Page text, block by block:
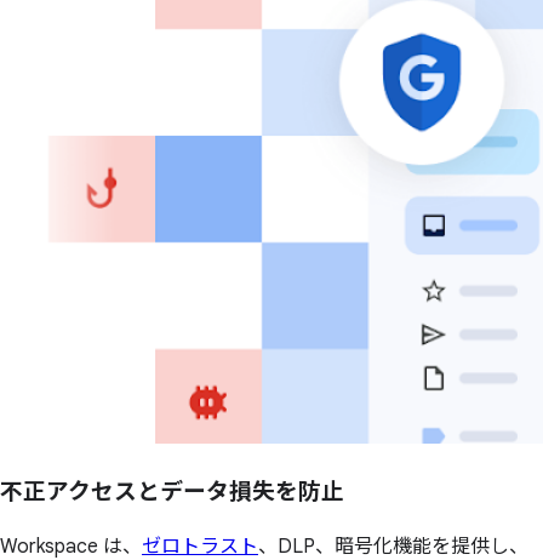
不正アクセスとデータ損失を防止
Workspace は、 ゼロトラスト、DLP、暗号化機能を提供し、